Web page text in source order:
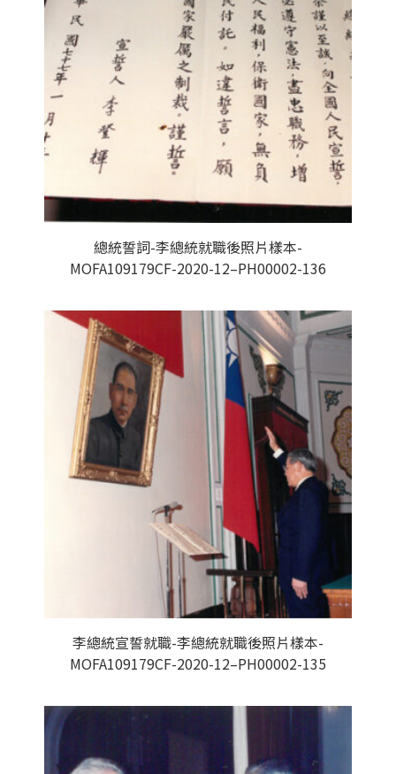
總統誓詞-李總統就職後照片樣本-
MOFA109179CF-2020-12–PH00002-136
李總統宣誓就職-李總統就職後照片樣本-
MOFA109179CF-2020-12–PH00002-135